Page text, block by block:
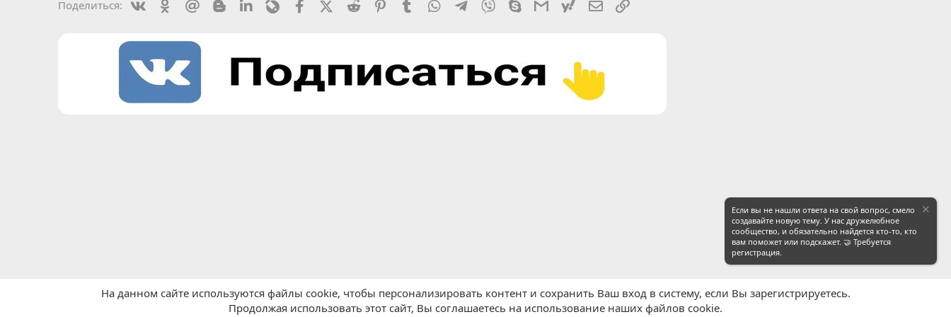
Поделиться: VkontakteOdnoklassniki
Mail.ru BloggerLinkedinLivejournalFacebookX (Twitter)
Reddit PinterestTumblr WhatsAppTelegram
Viber SkypeGmailyahoomailЭлектронная почта
Если вы не нашли ответа на свой вопрос, смело
создавайте новую тему. У нас дружелюбное
сообщество, и обязательно найдется кто-то, кто
вам поможет или подскажет. 🤝 Требуется
регистрация.
На данном сайте используются файлы cookie, чтобы персонализировать контент и сохранить Ваш вход в систему, если Вы зарегистрируетесь.
Продолжая использовать этот сайт, Вы соглашаетесь на использование наших файлов cookie.